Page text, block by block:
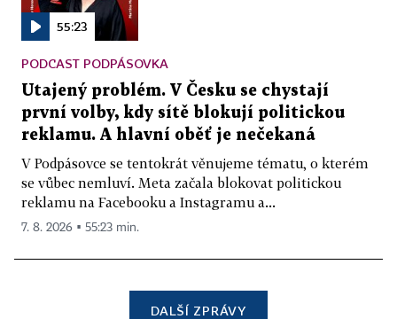
55:23
PODCAST PODPÁSOVKA
Utajený problém. V Česku se chystají
první volby, kdy sítě blokují politickou
reklamu. A hlavní oběť je nečekaná
V Podpásovce se tentokrát věnujeme tématu, o kterém
se vůbec nemluví. Meta začala blokovat politickou
reklamu na Facebooku a Instagramu a...
7. 8. 2026 ▪ 55:23 min.
DALŠÍ ZPRÁVY